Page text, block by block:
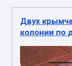
Двух
колонии по